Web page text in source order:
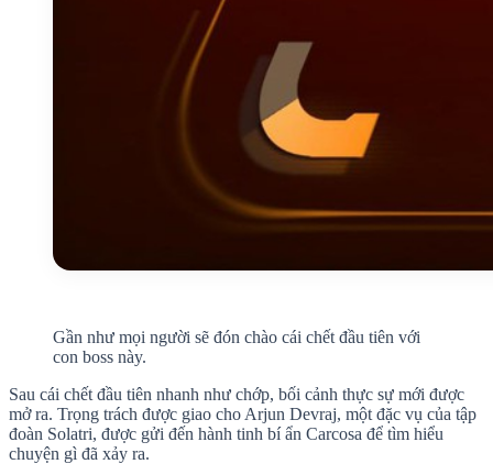
Gần như mọi người sẽ đón chào cái chết đầu tiên với
con boss này.
Sau cái chết đầu tiên nhanh như chớp, bối cảnh thực sự mới được
mở ra. Trọng trách được giao cho Arjun Devraj, một đặc vụ của tập
đoàn Solatri, được gửi đến hành tinh bí ẩn Carcosa để tìm hiểu
chuyện gì đã xảy ra.